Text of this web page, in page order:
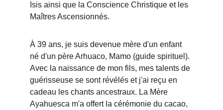
Isis ainsi que la Conscience Christique et les
Maîtres Ascensionnés.
À 39 ans, je suis devenue mère d'un enfant
né d'un père Arhuaco, Mamo (guide spirituel).
Avec la naissance de mon fils, mes talents de
guérisseuse se sont révélés et j'ai reçu en
cadeau les chants ancestraux. La Mère
Ayahuesca m'a offert la cérémonie du cacao,